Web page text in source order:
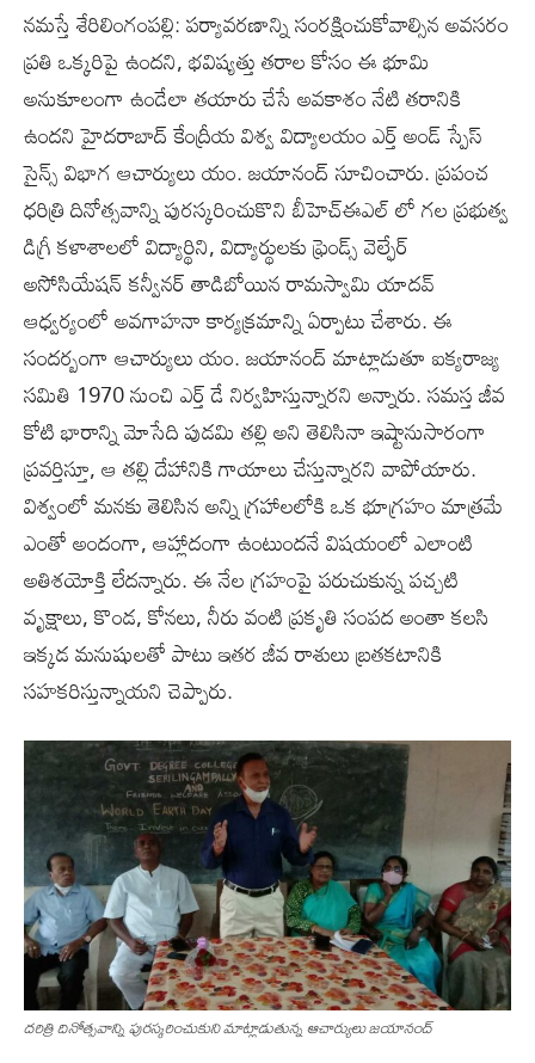
నమస్తే శేరిలింగంపల్లి: పర్యావరణాన్ని సంరక్షించుకోవాల్సిన అవసరం
ప్రతి ఒక్కరిపై ఉందని, భవిష్యత్తు తరాల కోసం ఈ భూమి
అనుకూలంగా ఉండేలా తయారు చేసే అవకాశం నేటి తరానికి
ఉందని హైదరాబాద్ కేంద్రీయ విశ్వ విద్యాలయం ఎర్త్ అండ్ స్పేస్
సైన్స్ విభాగ ఆచార్యులు యం. జయానంద్ సూచించారు. ప్రపంచ
ధరిత్రి దినోత్సవాన్ని పురస్కరించుకొని బీహెచ్ఈఎల్ లో గల ప్రభుత్వ
డిగ్రీ కళాశాలలో విద్యార్థిని, విద్యార్థులకు ఫ్రెండ్స్ వెల్ఫేర్
అసోసియేషన్ కన్వీనర్‌ తాడిబోయిన రామస్వామి యాదవ్
ఆధ్వర్యంలో అవగాహనా కార్యక్రమాన్ని ఏర్పాటు చేశారు. ఈ
సందర్బంగా ఆచార్యులు యం. జయానంద్ మాట్లాడుతూ ఐక్యరాజ్య
సమితి 1970 నుంచి ఎర్త్ డే నిర్వహిస్తున్నారని అన్నారు. సమస్త జీవ
కోటి భారాన్ని మోసేది పుడమి తల్లి అని తెలిసినా ఇష్టానుసారంగా
ప్రవర్తిస్తూ, ఆ తల్లి దేహానికి గాయాలు చేస్తున్నారని వాపోయారు.
విశ్వంలో మనకు తెలిసిన అన్ని గ్రహాలలోకి ఒక భూగ్రహం మాత్రమే
ఎంతో అందంగా, ఆహ్లాదంగా ఉంటుందనే విషయంలో ఎలాంటి
అతిశయోక్తి లేదన్నారు. ఈ నేల గ్రహంపై పరుచుకున్న పచ్చటి
వృక్షాలు, కొండ, కోనలు, నీరు వంటి ప్రకృతి సంపద అంతా కలసి
ఇక్కడ మనుషులతో పాటు ఇతర జీవ రాశులు బ్రతకటానికి
సహకరిస్తున్నాయని చెప్పారు.
దరిత్రి దినోత్సవాన్ని పురస్కరించుకుని మాట్లాడుతున్న ఆచార్యులు జయానంద్